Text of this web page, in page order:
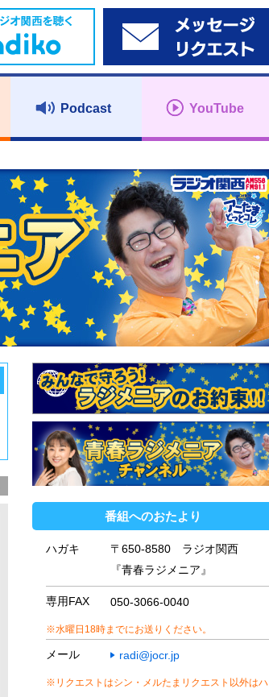
Podcast YouTube
番組へのおたより
ハガキ
〒650-8580 ラジオ関西
『青春ラジメニア』
専用FAX 050-3066-0040
※水曜日18時までにお送りください。
メール radi@jocr.jp
※リクエストはシン・メルたまリクエスト以外はハ